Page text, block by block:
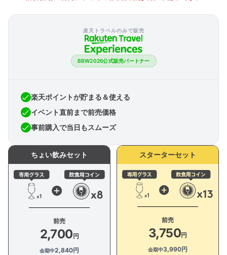
楽天トラベルのみで販売
BBW2026公式販売パートナー
楽天ポイントが貯まる＆使える
イベント直前まで前売価格
事前購入で当日もスムーズ
ちょい飲みセット
前売
2,700円
会期中2,840円
スターターセット
前売
3,750円
会期中3,990円